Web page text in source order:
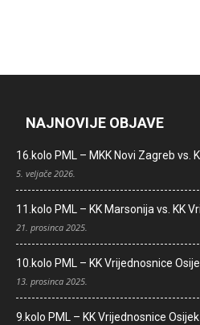
NAJNOVIJE OBJAVE
16.kolo PML – MKK Novi Zagreb vs.
5. veljače 2026.
11.kolo PML – KK Marsonija vs. KK
21. prosinca 2025.
10.kolo PML – KK Vrijednosnice
13. prosinca 2025.
9.kolo PML – KK Vrijednosnice